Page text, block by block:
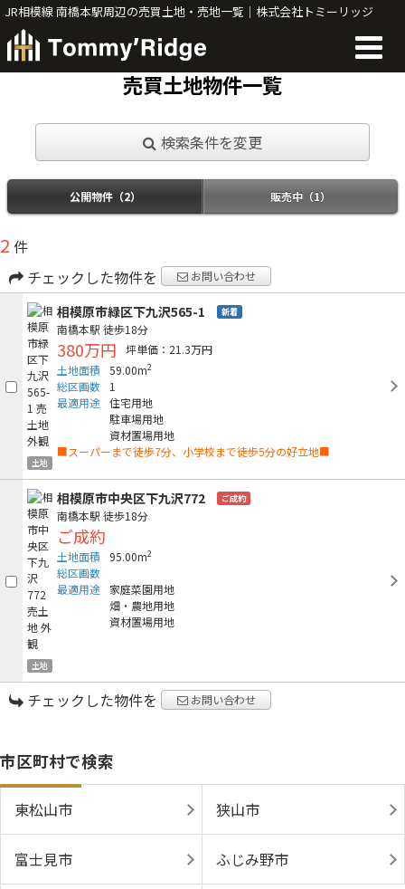
JR相模線 南橋本駅周辺の売買土地・売地一覧｜株式会社トミーリッジ
売買土地物件一覧
検索条件を変更
公開物件（2） 販売中（1）
2 件
チェックした物件を
お問い合わせ
土地
相模原市緑区下九沢565-1 新着
南橋本駅 徒歩18分
380万円
坪単価：21.3万円
土地面積
59.00m2
総区画数
1
最適用途 住宅用地
駐車場用地
資材置場用地
■スーパーまで徒歩7分、小学校まで徒歩5分の好立地■
土地
相模原市中央区下九沢772 ご成約
南橋本駅 徒歩18分
ご成約
土地面積 95.00m2
総区画数
最適用途
家庭菜園用地
畑・農地用地
資材置場用地
チェックした物件を お問い合わせ
市区町村で検索
東松山市 狭山市
富士見市 ふじみ野市